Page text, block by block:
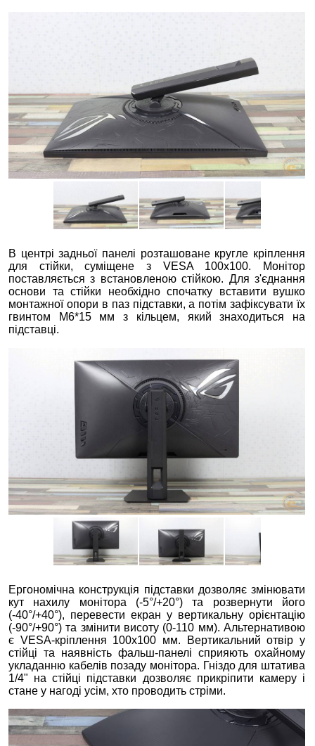
В центрі задньої панелі розташоване кругле кріплення
для стійки, суміщене з VESA 100x100. Монітор
поставляється з встановленою стійкою. Для з'єднання
основи та стійки необхідно спочатку вставити вушко
монтажної опори в паз підставки, а потім зафіксувати їх
гвинтом M6*15 мм з кільцем, який знаходиться на
підставці.
Ергономічна конструкція підставки дозволяє змінювати
кут нахилу монітора (-5°/+20°) та розвернути його
(-40°/+40°), перевести екран у вертикальну орієнтацію
(-90°/+90°) та змінити висоту (0-110 мм). Альтернативою
є VESA-кріплення 100x100 мм. Вертикальний отвір у
стійці та наявність фальш-панелі сприяють охайному
укладанню кабелів позаду монітора. Гніздо для штатива
1/4" на стійці підставки дозволяє прикріпити камеру і
стане у нагоді усім, хто проводить стріми.